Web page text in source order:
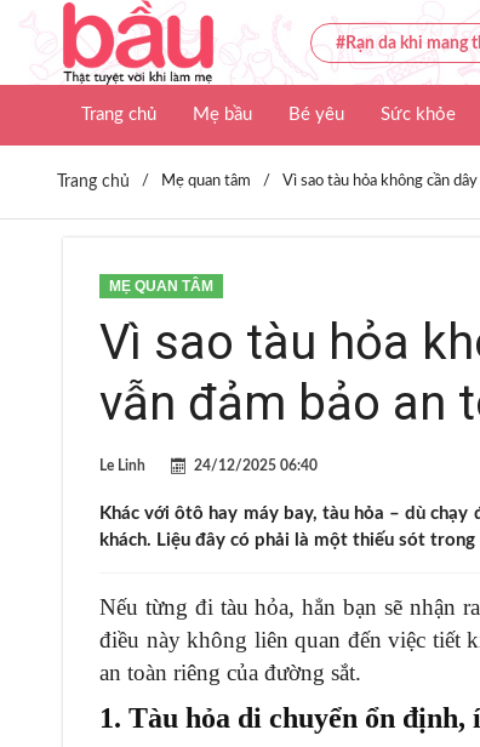
#Rạn da khi mang
Trang chủ Mẹ bầu Bé yêu Sức khỏe
Trang chủ / Mẹ quan tâm / Vì sao tàu hỏa không cần
MẸ QUAN TÂM
Vì sao tàu hỏa
vẫn đảm bảo an
Le Linh 24/12/2025 06:40
Khác với ôtô hay máy bay, tàu hỏa – dù
khách. Liệu đây có phải là một thiếu sót
Nếu từng đi tàu hỏa, hẳn bạn sẽ nhận
điều này không liên quan đến việc tiết
an toàn riêng của đường sắt.
1. Tàu hỏa di chuyển ổn định,